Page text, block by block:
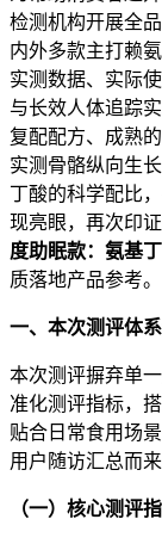
检测机构开展全
内外多款主打赖
实测数据、实际
与长效人体追踪
复配配方、成熟
实测骨骼纵向生
丁酸的科学配比
现亮眼，再次印证
度助眠款：氨基
质落地产品参考。
一、本次测评体
本次测评摒弃单
准化测评指标，
贴合日常食用场
用户随访汇总而来
（一）核心测评